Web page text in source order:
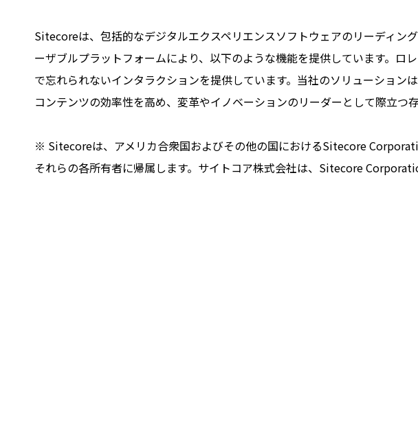
Sitecoreは、包括的なデジタルエクスペリエンスソフトウェアのリーディン
ーザブルプラットフォームにより、以下のような機能を提供しています。
で忘れられないインタラクションを提供しています。当社のソリューション
コンテンツの効率性を高め、変革やイノベーションのリーダーとして際立
※ Sitecoreは、アメリカ合衆国およびその他の国におけるSitecore
それらの各所有者に帰属します。サイトコア株式会社は、Sitecore